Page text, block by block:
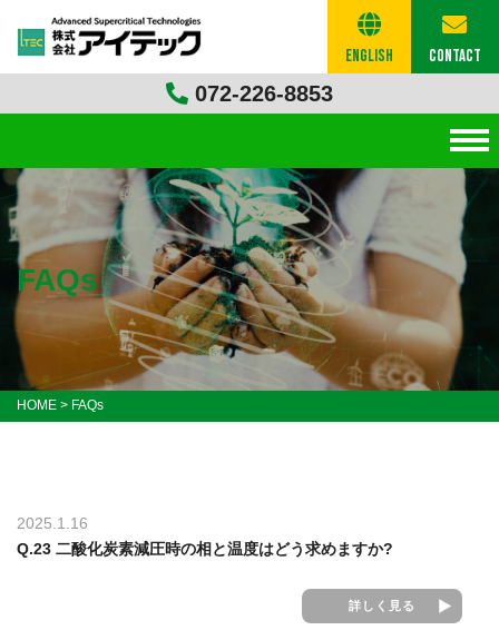
072-226-8853
English Contact
FAQs
HOME > FAQs
2025.1.16
Q.23 二酸化炭素減圧時の相と温度はどう求めますか?
詳しく見る